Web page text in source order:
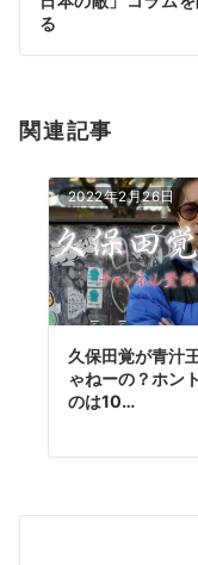
ン
る
関連記事
2022年2月26日
久保田覚が青汁
ゃねーの？ホン
のは10…